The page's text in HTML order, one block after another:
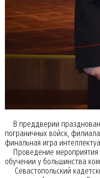
В преддверии
пограничных войск,
финальная игра
Проведение мероприятия
обучении у большинства
Севастопольский